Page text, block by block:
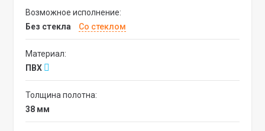
Возможное исполнение:
без стекла
со стеклом
Материал:
ПВХ
Толщина полотна:
38 мм